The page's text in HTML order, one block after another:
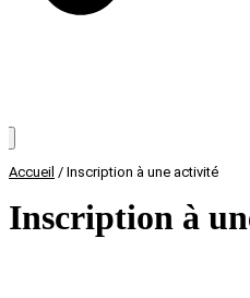
Accueil / Inscription à une activité
Inscription à